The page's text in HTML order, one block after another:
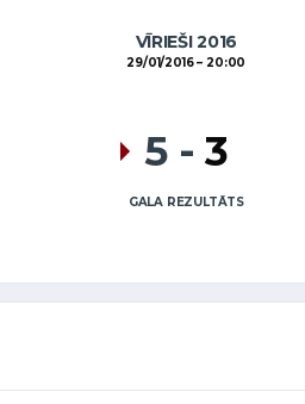
VĪRIEŠI 2016
29/01/2016 20:00
5 - 3
GALA REZULTĀTS